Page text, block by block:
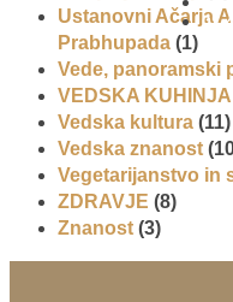
01
Ustanovni Ačarja
Prabhupada (1)
Vede, panoramski
VEDSKA KUHINJA
Vedska kultura (11)
Vedska znanost
Vegetarijanstvo in
ZDRAVJE (8)
Znanost (3)